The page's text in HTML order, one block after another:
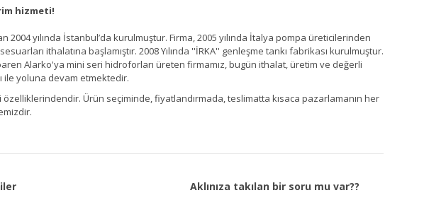
hizmeti!
yılında İstanbul’da kurulmuştur. Firma, 2005 yılında İtalya pompa üreticilerinden
ithalatına başlamıştır. 2008 Yılında ''İRKA'' genleşme tankı fabrikası kurulmuştur.
Alarko'ya mini seri hidroforları üreten firmamız, bugün ithalat, üretim ve değerli
ile yoluna devam etmektedir.
Ürün seçiminde, fiyatlandırmada, teslimatta kısaca pazarlamanın her
Aklınıza takılan bir soru mu var??